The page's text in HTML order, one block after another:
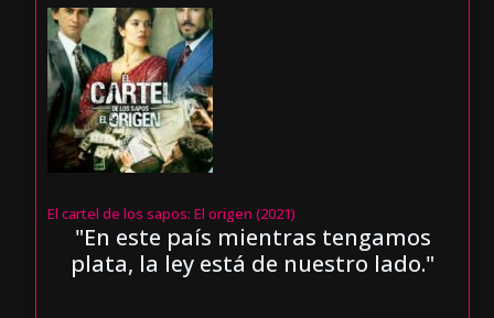
El cartel de los sapos: El origen (2021)
"En este país mientras tengamos
plata, la ley está de nuestro lado."